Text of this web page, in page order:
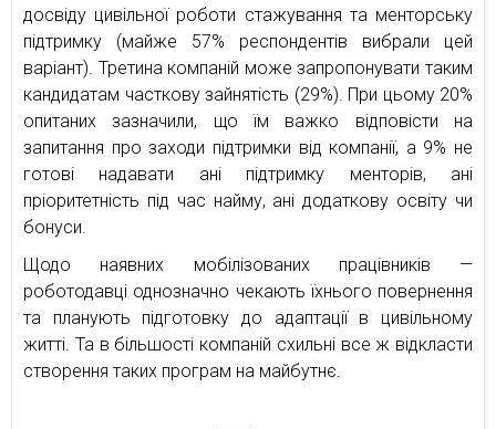
досвіду цивільної роботи стажування та менторську
підтримку (майже 57% респондентів вибрали цей
варіант). Третина компаній може запропонувати таким
кандидатам часткову зайнятість (29%). При цьому 20%
опитаних зазначили, що їм важко відповісти на
запитання про заходи підтримки від компанії, а 9% не
готові надавати ані підтримку менторів, ані
пріоритетність під час найму, ані додаткову освіту чи
бонуси.
Щодо наявних мобілізованих працівників —
роботодавці однозначно чекають їхнього повернення
та планують підготовку до адаптації в цивільному
житті. Та в більшості компаній схильні все ж відкласти
створення таких програм на майбутнє.